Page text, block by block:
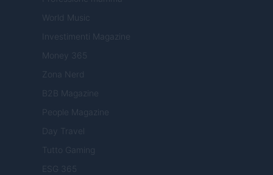
World Music
Investimenti Magazine
Money 365
Zona Nerd
B2B Magazine
People Magazine
Day Travel
Tutto Gaming
ESG 365